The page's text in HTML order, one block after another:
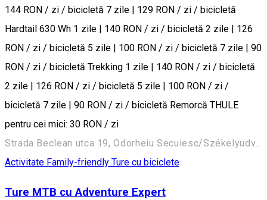
144 RON / zi / bicicletă 7 zile | 129 RON / zi / bicicletă
Hardtail 630 Wh 1 zile | 140 RON / zi / bicicletă 2 zile | 126
RON / zi / bicicletă 5 zile | 100 RON / zi / bicicletă 7 zile | 90
RON / zi / bicicletă Trekking 1 zile | 140 RON / zi / bicicletă
2 zile | 126 RON / zi / bicicletă 5 zile | 100 RON / zi /
bicicletă 7 zile | 90 RON / zi / bicicletă Remorcă THULE
pentru cei mici: 30 RON / zi
Activitate Family-friendly Ture cu biciclete
Ture MTB cu Adventure Expert